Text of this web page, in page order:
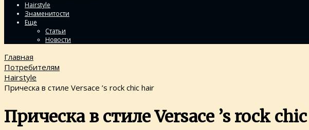
Hairstyle
Знаменитости
Еще
Статьи
Новости
Главная
Потребителям
Hairstyle
Прическа в стиле Versace ’s rock chic hair
Прическа в стиле Versace ’s rock